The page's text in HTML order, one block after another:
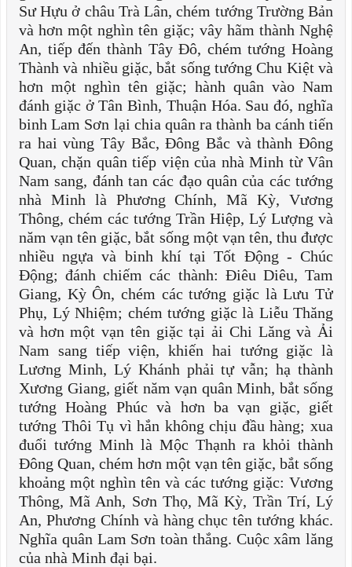
Sư Hựu ở châu Trà Lân, chém tướng Trường Bản
và hơn một nghìn tên giặc; vây hãm thành Nghệ
An, tiếp đến thành Tây Đô, chém tướng Hoàng
Thành và nhiều giặc, bắt sống tướng Chu Kiệt và
hơn một nghìn tên giặc; hành quân vào Nam
đánh giặc ở Tân Bình, Thuận Hóa. Sau đó, nghĩa
binh Lam Sơn lại chia quân ra thành ba cánh tiến
ra hai vùng Tây Bắc, Đông Bắc và thành Đông
Quan, chặn quân tiếp viện của nhà Minh từ Vân
Nam sang, đánh tan các đạo quân của các tướng
nhà Minh là Phương Chính, Mã Kỳ, Vương
Thông, chém các tướng Trần Hiệp, Lý Lượng và
năm vạn tên giặc, bắt sống một vạn tên, thu được
nhiều ngựa và binh khí tại Tốt Động - Chúc
Động; đánh chiếm các thành: Điêu Diêu, Tam
Giang, Kỳ Ôn, chém các tướng giặc là Lưu Tử
Phụ, Lý Nhiệm; chém tướng giặc là Liễu Thăng
và hơn một vạn tên giặc tại ải Chi Lăng và Ải
Nam sang tiếp viện, khiến hai tướng giặc là
Lương Minh, Lý Khánh phải tự vẫn; hạ thành
Xương Giang, giết năm vạn quân Minh, bắt sống
tướng Hoàng Phúc và hơn ba vạn giặc, giết
tướng Thôi Tụ vì hắn không chịu đầu hàng; xua
đuổi tướng Minh là Mộc Thạnh ra khỏi thành
Đông Quan, chém hơn một vạn tên giặc, bắt sống
khoảng một nghìn tên và các tướng giặc: Vương
Thông, Mã Anh, Sơn Thọ, Mã Kỳ, Trần Trí, Lý
An, Phương Chính và hàng chục tên tướng khác.
Nghĩa quân Lam Sơn toàn thắng. Cuộc xâm lăng
của nhà Minh đại bại.